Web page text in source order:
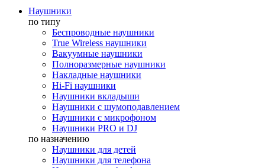
Наушники
по типу
Беспроводные наушники
True Wireless наушники
Вакуумные наушники
Полноразмерные наушники
Накладные наушники
Hi-Fi наушники
Наушники вкладыши
Наушники с шумоподавлением
Наушники с микрофоном
Наушники PRO и DJ
по назначению
Наушники для детей
Наушники для телефона